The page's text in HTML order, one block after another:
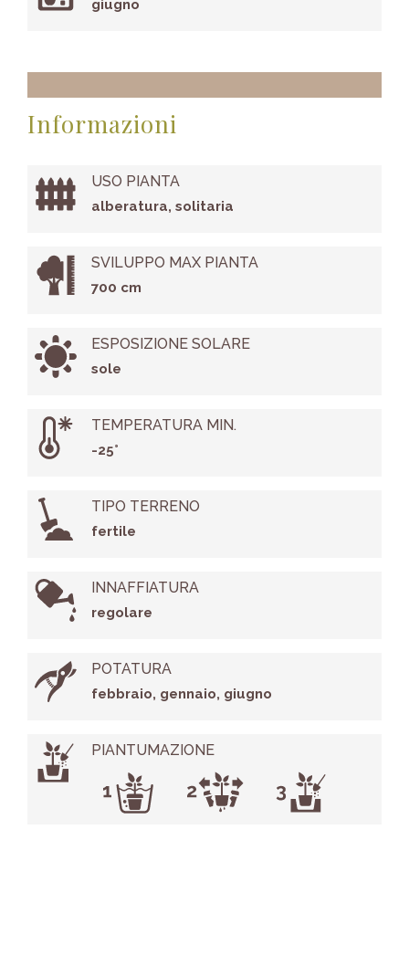
giugno
Informazioni
USO PIANTA
alberatura, solitaria
SVILUPPO MAX PIANTA
700 cm
ESPOSIZIONE SOLARE
sole
TEMPERATURA MIN.
-25°
TIPO TERRENO
fertile
INNAFFIATURA
regolare
POTATURA
febbraio, gennaio, giugno
PIANTUMAZIONE